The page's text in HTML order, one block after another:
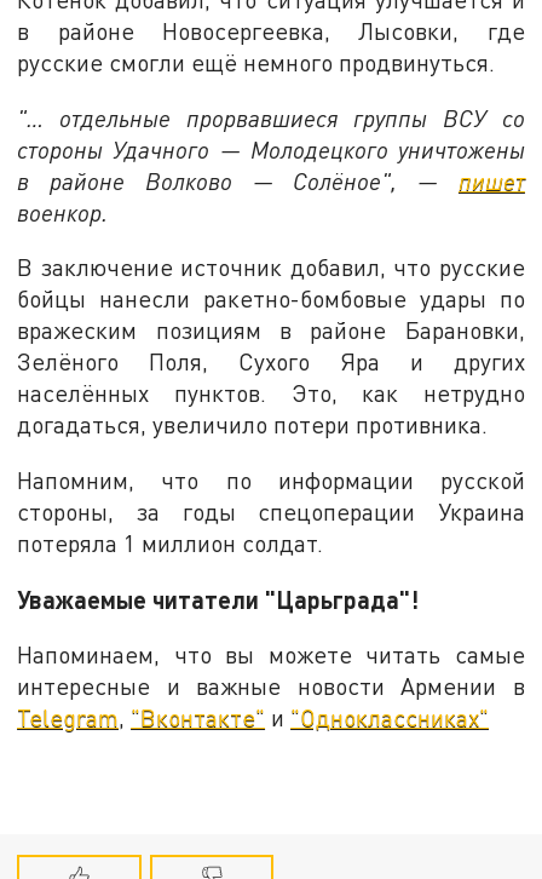
в районе Новосергеевка, Лысовки, где
русские смогли ещё немного продвинуться.
"… отдельные прорвавшиеся группы ВСУ со
стороны Удачного — Молодецкого уничтожены
в районе Волково — Солёное", — пишет
военкор.
В заключение источник добавил, что русские
бойцы нанесли ракетно-бомбовые удары по
вражеским позициям в районе Барановки,
Зелёного Поля, Сухого Яра и других
населённых пунктов. Это, как нетрудно
догадаться, увеличило потери противника.
Напомним, что по информации русской
стороны, за годы спецоперации Украина
потеряла 1 миллион солдат.
Уважаемые читатели "Царьграда"!
Напоминаем, что вы можете читать самые
интересные и важные новости Армении в
Telegram, "Вконтакте" и "Одноклассниках"